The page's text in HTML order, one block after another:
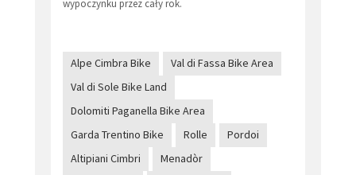
wypoczynku przez cały rok.
Alpe Cimbra Bike
Val di Fassa Bike Area
Val di Sole Bike Land
Dolomiti Paganella Bike Area
Garda Trentino Bike
Rolle
Pordoi
Altipiani Cimbri
Menadòr